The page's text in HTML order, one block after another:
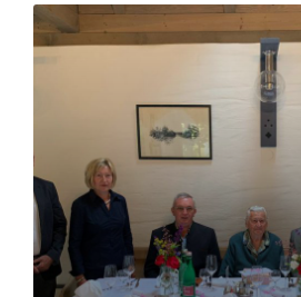
Weiterlesen